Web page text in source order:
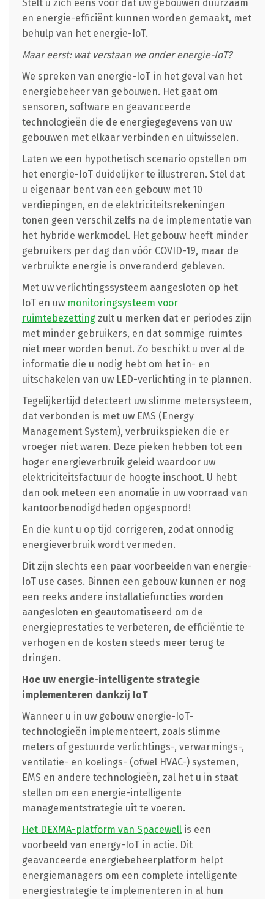
Stelt u zich eens voor dat uw gebouwen duurzaam
en energie-efficiënt kunnen worden gemaakt, met
behulp van het energie-IoT.
Maar eerst: wat verstaan we onder energie-IoT?
We spreken van energie-IoT in het geval van het
energiebeheer van gebouwen. Het gaat om
sensoren, software en geavanceerde
technologieën die de energiegegevens van uw
gebouwen met elkaar verbinden en uitwisselen.
Laten we een hypothetisch scenario opstellen om
het energie-IoT duidelijker te illustreren. Stel dat
u eigenaar bent van een gebouw met 10
verdiepingen, en de elektriciteitsrekeningen
tonen geen verschil zelfs na de implementatie van
het hybride werkmodel. Het gebouw heeft minder
gebruikers per dag dan vóór COVID-19, maar de
verbruikte energie is onveranderd gebleven.
Met uw verlichtingssysteem aangesloten op het
IoT en uw monitoringsysteem voor
ruimtebezettingzult u merken dat er periodes zijn
met minder gebruikers, en dat sommige ruimtes
niet meer worden benut. Zo beschikt u over al de
informatie die u nodig hebt om het in- en
uitschakelen van uw LED-verlichting in te plannen.
Tegelijkertijd detecteert uw slimme metersysteem,
dat verbonden is met uw EMS (Energy
Management System), verbruikspieken die er
vroeger niet waren. Deze pieken hebben tot een
hoger energieverbruik geleid waardoor uw
elektriciteitsfactuur de hoogte inschoot. U hebt
dan ook meteen een anomalie in uw voorraad van
kantoorbenodigdheden opgespoord!
En die kunt u op tijd corrigeren, zodat onnodig
energieverbruik wordt vermeden.
Dit zijn slechts een paar voorbeelden van energie-
IoT use cases. Binnen een gebouw kunnen er nog
een reeks andere installatiefuncties worden
aangesloten en geautomatiseerd om de
energieprestaties te verbeteren, de efficiëntie te
verhogen en de kosten steeds meer terug te
dringen.
Hoe uw energie-intelligente strategie
implementeren dankzij IoT
Wanneer u in uw gebouw energie-IoT-
technologieën implementeert, zoals slimme
meters of gestuurde verlichtings-, verwarmings-,
ventilatie- en koelings- (ofwel HVAC-) systemen,
EMS en andere technologieën, zal het u in staat
stellen om een energie-intelligente
managementstrategie uit te voeren.
Het DEXMA-platform van Spacewellis een
voorbeeld van energy-IoT in actie. Dit
geavanceerde energiebeheerplatform helpt
energiemanagers om een complete intelligente
energiestrategie te implementeren in al hun